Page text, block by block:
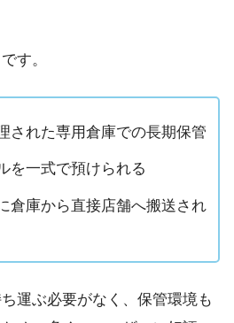
す。
された専用倉庫での長期保管
を一式で預けられる
倉庫から直接店舗へ搬送され
運ぶ必要がなく、保管環境も